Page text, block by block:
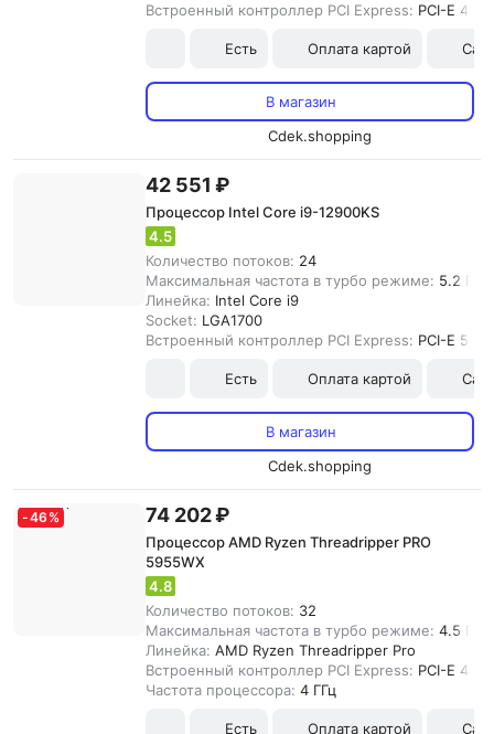
Встроенный контроллер PCI Express: PCI-E 4.0
Есть Оплата картой
В магазин
Cdek.shopping
42 551 ₽
Процессор Intel Core i9-12900KS
4.5
Количество потоков: 24
Максимальная частота в турбо режиме: 5.2 ГГц
Линейка: Intel Core i9
Socket: LGA1700
Встроенный контроллер PCI Express: PCI-E 5.0
Есть Оплата картой
В магазин
Cdek.shopping
-46 % 74 202 ₽
Процессор AMD Ryzen Threadripper PRO
5955WX
4.8
Количество потоков: 32
Максимальная частота в турбо режиме: 4.5 ГГц
Линейка: AMD Ryzen Threadripper Pro
Встроенный контроллер PCI Express: PCI-E 4.0
Частота процессора: 4 ГГц
Есть Оплата картой